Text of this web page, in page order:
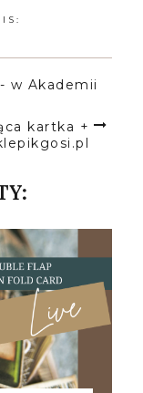
w Akademii
kartka +